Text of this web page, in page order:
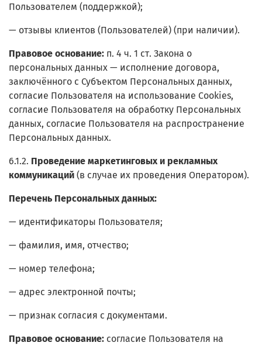
Пользователем (поддержкой);
— отзывы клиентов (Пользователей) (при наличии).
Правовое основание: п. 4 ч. 1 ст. Закона о
персональных данных — исполнение договора,
заключённого с Субъектом Персональных данных,
согласие Пользователя на использование Cookies,
согласие Пользователя на обработку Персональных
данных, согласие Пользователя на распространение
Персональных данных.
6.1.2. Проведение маркетинговых и рекламных
коммуникаций (в случае их проведения Оператором).
Перечень Персональных данных:
— идентификаторы Пользователя;
— фамилия, имя, отчество;
— номер телефона;
— адрес электронной почты;
— признак согласия с документами.
Правовое основание: согласие Пользователя на